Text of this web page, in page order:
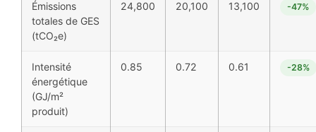
Émissions
totales de GES
(tCO₂e)
24,800 20,100 13,100 -47%
Intensité
énergétique
(GJ/m²
produit)
0.85 0.72 0.61 -28%